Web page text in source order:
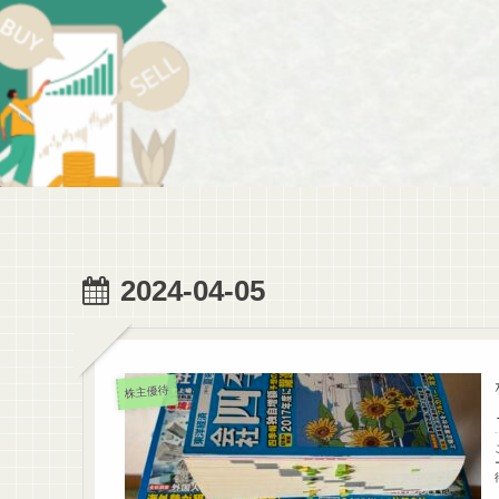
2024-04-05
株主優待